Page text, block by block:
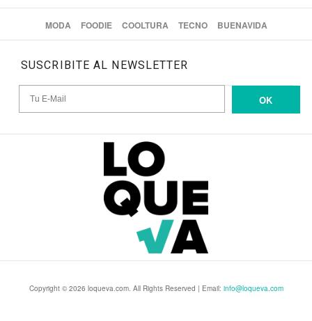
MODA FOODIE COOLTURA TECNO BUENAVIDA
SUSCRIBITE AL NEWSLETTER
OK
Copyright © 2026 loqueva.com. All Rights Reserved | Email: info@loqueva.com